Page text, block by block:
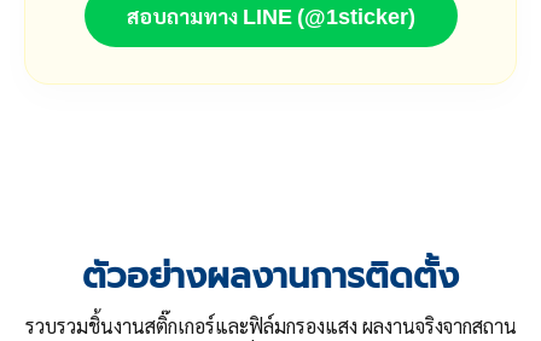
สอบถามทาง LINE (@1sticker)
ตัวอย่างผลงานการติดตั้ง
รวบรวมชิ้นงานสติ๊กเกอร์และฟิล์มกรองแสง ผลงานจริงจากสถาน